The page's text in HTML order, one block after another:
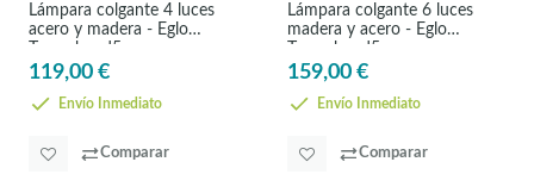
Lámpara colgante 4 luces
acero y madera - Eglo
Townshend5
119,00 €
Envío Inmediato
Comparar
Lámpara colgante 6 luces
madera y acero - Eglo
Townshend5
159,00 €
Envío Inmediato
Comparar